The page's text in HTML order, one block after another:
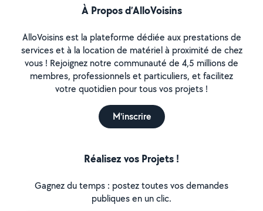
À Propos d’AlloVoisins
AlloVoisins est la plateforme dédiée aux prestations de
services et à la location de matériel à proximité de chez
vous ! Rejoignez notre communauté de 4,5 millions de
membres, professionnels et particuliers, et facilitez
votre quotidien pour tous vos projets !
M'inscrire
Réalisez vos Projets !
Gagnez du temps : postez toutes vos demandes
publiques en un clic.